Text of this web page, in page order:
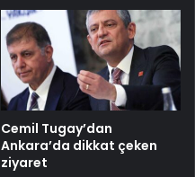
Cemil Tugay’dan
Ankara’da dikkat çeken
ziyaret